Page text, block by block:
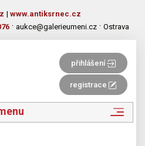
| www.antiksrnec.cz
· aukce@galerieumeni.cz · Ostrava
přihlášení
registrace